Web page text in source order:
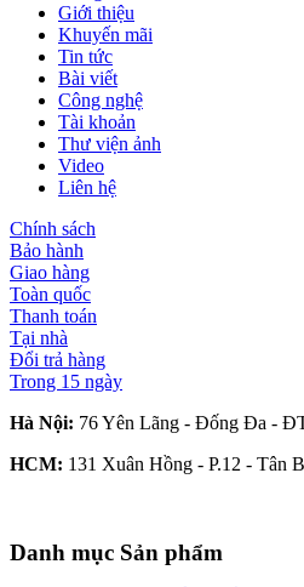
Giới thiệu
Khuyến mãi
Tin tức
Bài viết
Công nghệ
Tài khoản
Thư viện ảnh
Video
Liên hệ
Chính sách
Bảo hành
Giao hàng
Toàn quốc
Thanh toán
Tại nhà
Đổi trả hàng
Trong 15 ngày
Hà Nội: 76 Yên Lãng - Đống Đa -
HCM: 131 Xuân Hồng - P.12 - Tân
Danh mục Sản phẩm